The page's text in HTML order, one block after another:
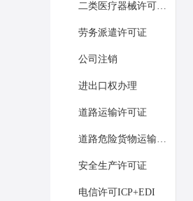
二类医疗器械许可证办理
劳务派遣许可证
公司注销
进出口权办理
道路运输许可证
道路危险货物运输经营许可证
安全生产许可证
电信许可ICP+EDI